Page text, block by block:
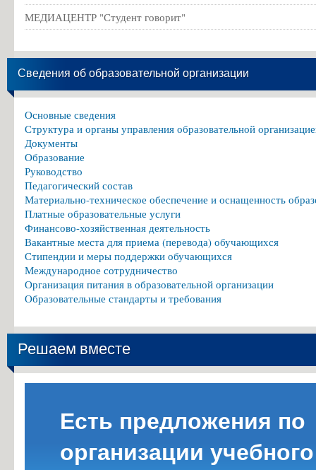
МЕДИАЦЕНТР "Студент говорит"
Сведения об образовательной организации
Основные сведения
Структура и органы управления образовательной
Документы
Образование
Руководство
Педагогический состав
Материально-техническое обеспечение и оснащенность
Платные образовательные услуги
Финансово-хозяйственная деятельность
Вакантные места для приема (перевода) обучающихся
Стипендии и меры поддержки обучающихся
Международное сотрудничество
Организация питания в образовательной организации
Образовательные стандарты и требования
Решаем вместе
Есть предложения по
организации учебного